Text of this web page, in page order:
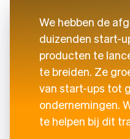
We hebben de
duizenden start-
producten te
te breiden. Ze
van start-ups tot
ondernemingen.
te helpen bij dit